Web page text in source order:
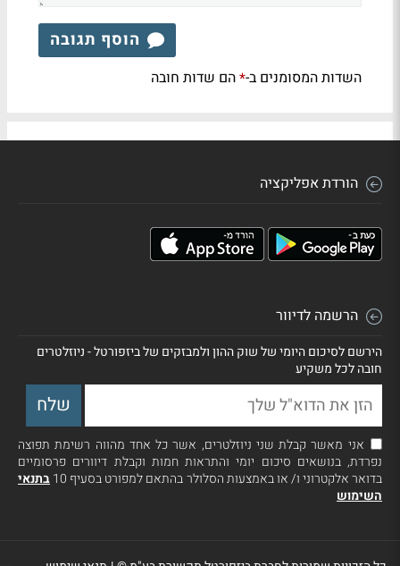
הוסף תגובה
השדות המסומנים ב-*הם שדות חובה
הורדת אפליקציה
הרשמה לדיוור
הירשם לסיכום היומי של שוק ההון ולמבזקים של ביזפורטל - ניוזלטרים
חובה לכל משקיע
אני מאשר קבלת שני ניוזלטרים, אשר כל אחד מהווה רשימת תפוצה
נפרדת, בנושאים סיכום יומי והתראות חמות וקבלת דיוורים פרסומיים
בדואר אלקטרוני ו/ או באמצעות הסלולר בהתאם למפורט בסעיף 10
בתנאי
השימוש